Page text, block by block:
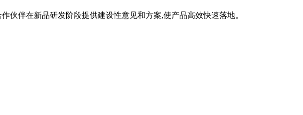
伙伴在新品研发阶段提供建设性意见和方案,使产品高效快速落地。